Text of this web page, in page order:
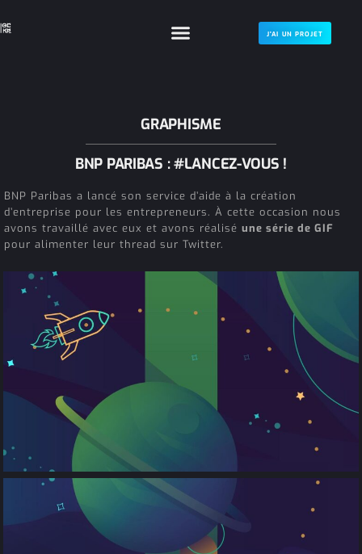
J'AI UN PROJET
GRAPHISME
BNP PARIBAS : #LANCEZ-VOUS !
BNP Paribas a lancé son service d’aide à la création
d’entreprise pour les entrepreneurs. À cette occasion nous
avons travaillé avec eux et avons réalisé une série de GIF
pour alimenter leur thread sur Twitter.